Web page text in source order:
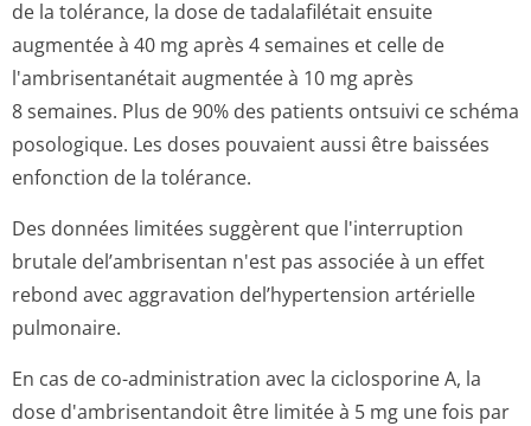
de la tolérance, la dose de tadalafilétait ensuite
augmentée à 40 mg après 4 semaines et celle de
l'ambrisentanétait augmentée à 10 mg après
8 semaines. Plus de 90% des patients ontsuivi ce schéma
posologique. Les doses pouvaient aussi être baissées
enfonction de la tolérance.
Des données limitées suggèrent que l'interruption
brutale del’ambrisentan n'est pas associée à un effet
rebond avec aggravation del’hypertension artérielle
pulmonaire.
En cas de co-administration avec la ciclosporine A, la
dose d'ambrisentandoit être limitée à 5 mg une fois par